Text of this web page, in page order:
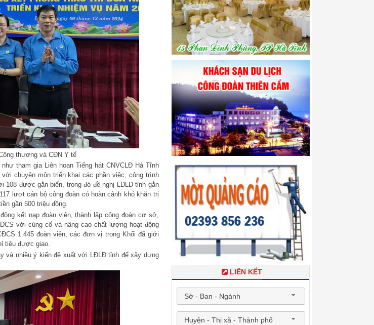
thương và CĐN Y tế
tham gia Liên hoan Tiếng hát CNVCLĐ Hà Tĩnh
chuyên môn triển khai các phần việc, công trình
108 được gắn biển, trong đó đề nghị LĐLĐ tỉnh gắn
lượt cán bộ công đoàn có hoàn cảnh khó khăn trị
gần 500 triệu đồng.
kết nạp đoàn viên, thành lập công đoàn cơ sở,
với củng cố và nâng cao chất lượng hoạt động
1.445 đoàn viên, các đơn vị trong Khối đã giới
tiêu được giao.
và nhiều ý kiến đề xuất với LĐLĐ tỉnh để xây dựng
LIÊN KẾT
Sở - Ban - Ngành
Huyện - Thị xã - Thành phố